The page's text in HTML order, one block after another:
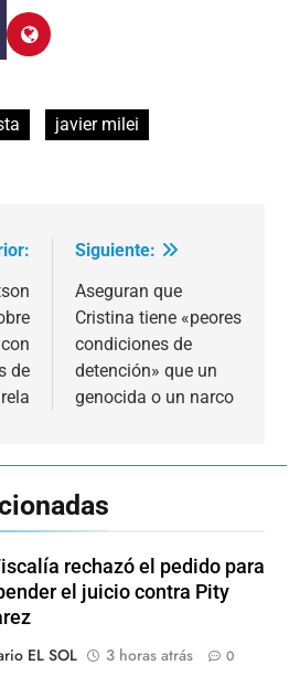
javier milei
de
Siguiente:
Aseguran que
Cristina tiene «peores
condiciones de
detención» que un
genocida o un narco
rechazó el pedido para
el juicio contra Pity
EL SOL
3 horas atrás 0